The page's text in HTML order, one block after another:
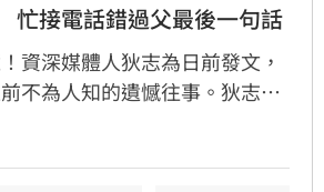
忙接電話錯過父最後一句話
資深媒體人狄志為日前發文，
不為人知的遺憾往事。狄志為
海為家，兩人相處時間極少，